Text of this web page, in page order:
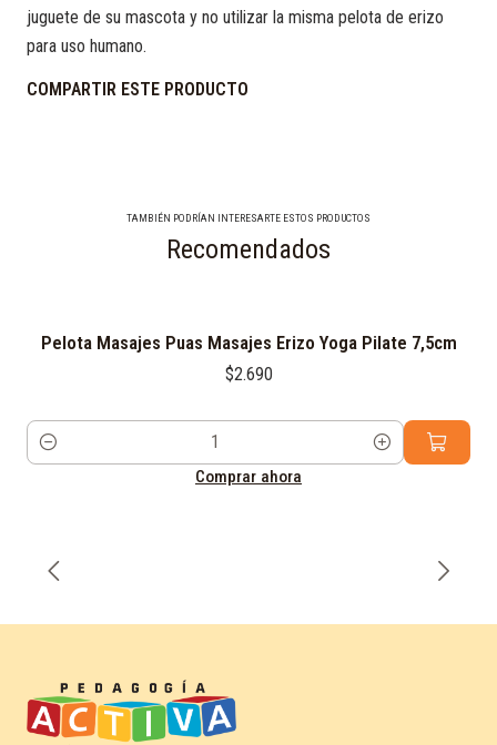
juguete de su mascota y no utilizar la misma pelota de erizo
para uso humano.
COMPARTIR ESTE PRODUCTO
TAMBIÉN PODRÍAN INTERESARTE ESTOS PRODUCTOS
Recomendados
Pelota Masajes Puas Masajes Erizo Yoga Pilate 7,5cm
$2.690
Cantidad
Comprar ahora